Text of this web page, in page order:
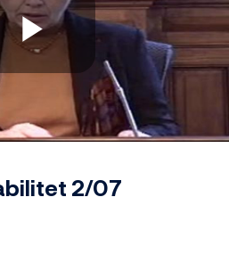
Play
2/07